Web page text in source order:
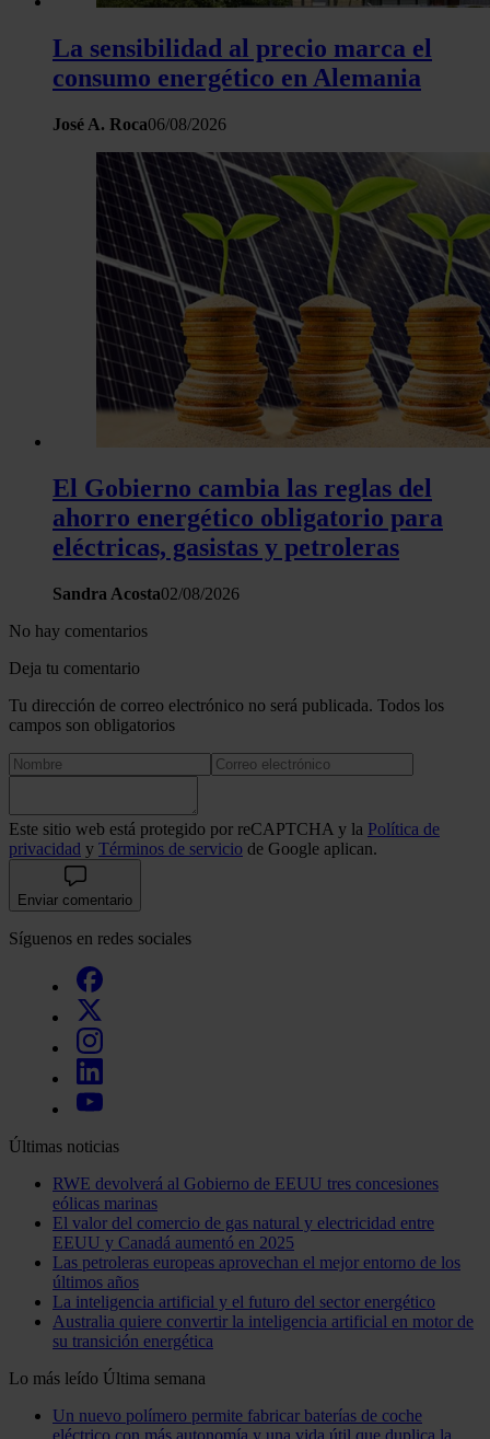
La sensibilidad al precio marca el
consumo energético en Alemania
José A. Roca06/08/2026
El Gobierno cambia las reglas del
ahorro energético obligatorio para
eléctricas, gasistas y petroleras
Sandra Acosta02/08/2026
No hay comentarios
Deja tu comentario
Tu dirección de correo electrónico no será publicada. Todos los
campos son obligatorios
Este sitio web está protegido por reCAPTCHA y la Política de
privacidad y Términos de servicio de Google aplican.
Enviar comentario
Síguenos en redes sociales
Últimas noticias
RWE devolverá al Gobierno de EEUU tres concesiones
eólicas marinas
El valor del comercio de gas natural y electricidad entre
EEUU y Canadá aumentó en 2025
Las petroleras europeas aprovechan el mejor entorno de los
últimos años
La inteligencia artificial y el futuro del sector energético
Australia quiere convertir la inteligencia artificial en motor de
su transición energética
Lo más leído Última semana
Un nuevo polímero permite fabricar baterías de coche
eléctrico con más autonomía y una vida útil que duplica la